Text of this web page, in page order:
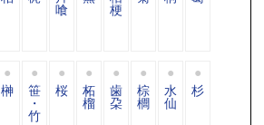
喰 梗
榊 笹
・
竹
桜 柘
榴
歯
朶
棕
櫚
水
仙
杉